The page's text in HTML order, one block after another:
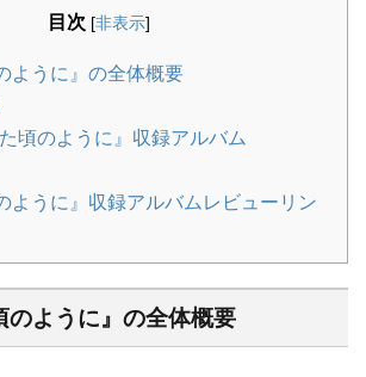
目次 [非表示]
ように』の全体概要
頃のように』収録アルバム
ように』収録アルバムレビューリン
のように』の全体概要